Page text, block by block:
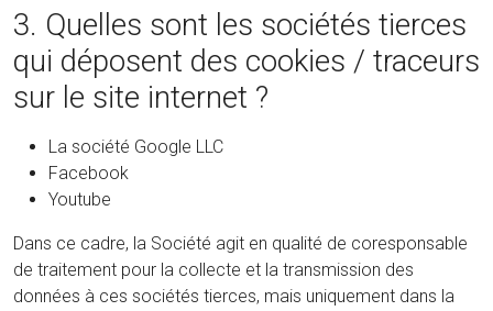
3. Quelles sont les sociétés tierces
qui déposent des cookies / traceurs
sur le site internet ?
La société Google LLC
Facebook
Youtube
Dans ce cadre, la Société agit en qualité de coresponsable
de traitement pour la collecte et la transmission des
données à ces sociétés tierces, mais uniquement dans la